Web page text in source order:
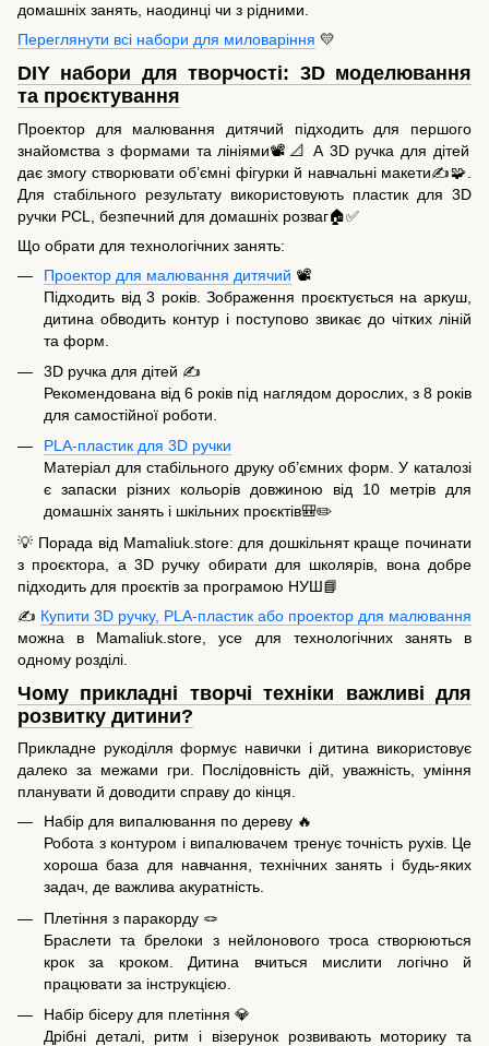
домашніх занять, наодинці чи з рідними.
Переглянути всі набори для миловаріння 💛
DIY набори для творчості: 3D моделювання
та проєктування
Проектор для малювання дитячий підходить для першого
знайомства з формами та лініями📽️📐 А 3D ручка для дітей
дає змогу створювати об’ємні фігурки й навчальні макети✍️🧩.
Для стабільного результату використовують пластик для 3D
ручки PCL, безпечний для домашніх розваг🏠✅
Що обрати для технологічних занять:
Проектор для малювання дитячий 📽️
Підходить від 3 років. Зображення проєктується на аркуш,
дитина обводить контур і поступово звикає до чітких ліній
та форм.
3D ручка для дітей ✍️
Рекомендована від 6 років під наглядом дорослих, з 8 років
для самостійної роботи.
PLA-пластик для 3D ручки
Матеріал для стабільного друку об’ємних форм. У каталозі
є запаски різних кольорів довжиною від 10 метрів для
домашніх занять і шкільних проєктів🎒✏️
💡 Порада від Mamaliuk.store: для дошкільнят краще починати
з проєктора, а 3D ручку обирати для школярів, вона добре
підходить для проєктів за програмою НУШ📘
✍️ Купити 3D ручку, PLA-пластик або проектор для малювання
можна в Mamaliuk.store, усе для технологічних занять в
одному розділі.
Чому прикладні творчі техніки важливі для
розвитку дитини?
Прикладне рукоділля формує навички і дитина використовує
далеко за межами гри. Послідовність дій, уважність, уміння
планувати й доводити справу до кінця.
Набір для випалювання по дереву 🔥
Робота з контуром і випалювачем тренує точність рухів. Це
хороша база для навчання, технічних занять і будь-яких
задач, де важлива акуратність.
Плетіння з паракорду 🪢
Браслети та брелоки з нейлонового троса створюються
крок за кроком. Дитина вчиться мислити логічно й
працювати за інструкцією.
Набір бісеру для плетіння 💎
Дрібні деталі, ритм і візерунок розвивають моторику та